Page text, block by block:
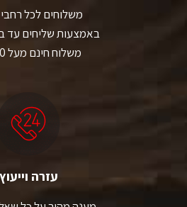
משלוחים לכל
באמצעות שליחים עד
משלוח חינם מעל 400 ₪
עזרה וייעוץ